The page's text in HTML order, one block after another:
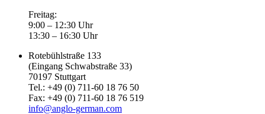
Freitag:
9:00 – 12:30 Uhr
13:30 – 16:30 Uhr
Rotebühlstraße 133
(Eingang Schwabstraße 33)
70197 Stuttgart
Tel.: +49 (0) 711-60 18 76 50
Fax: +49 (0) 711-60 18 76 519
info@anglo-german.com